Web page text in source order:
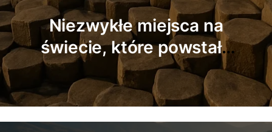
Niezwykłe miasta duchów
i opuszczone miejsca